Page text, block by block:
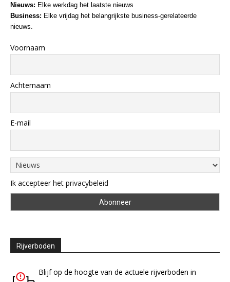
Nieuws: Elke werkdag het laatste nieuws
Business: Elke vrijdag het belangrijkste business-gerelateerde
nieuws.
Voornaam
Achternaam
E-mail
Ik accepteer het privacybeleid
Rijverboden
Blijf op de hoogte van de actuele rijverboden in